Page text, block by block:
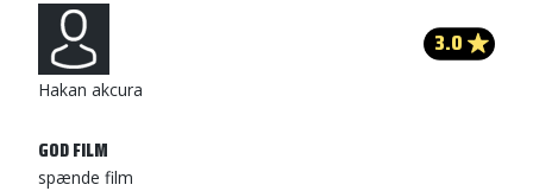
Hakan akcura
3.0
GOD FILM
spænde film